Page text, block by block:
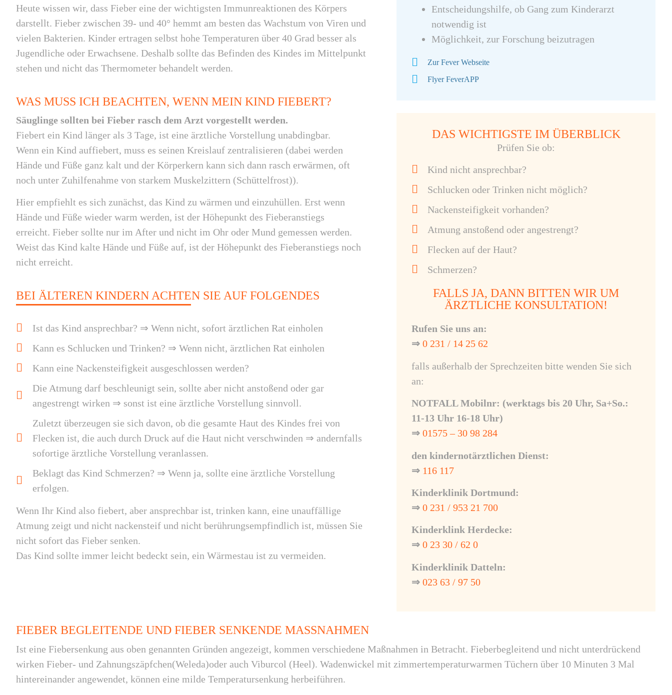
Heute wissen wir, dass Fieber eine der wichtigsten Immunreaktionen des Körpers
darstellt. Fieber zwischen 39- und 40° hemmt am besten das Wachstum von Viren und
vielen Bakterien. Kinder ertragen selbst hohe Temperaturen über 40 Grad besser als
Jugendliche oder Erwachsene. Deshalb sollte das Befinden des Kindes im Mittelpunkt
stehen und nicht das Thermometer behandelt werden.
WAS MUSS ICH BEACHTEN, WENN MEIN KIND FIEBERT?
Säuglinge sollten bei Fieber rasch dem Arzt vorgestellt werden.
Fiebert ein Kind länger als 3 Tage, ist eine ärztliche Vorstellung unabdingbar.
Wenn ein Kind auffiebert, muss es seinen Kreislauf zentralisieren (dabei werden
Hände und Füße ganz kalt und der Körperkern kann sich dann rasch erwärmen, oft
noch unter Zuhilfenahme von starkem Muskelzittern (Schüttelfrost)).
Hier empfiehlt es sich zunächst, das Kind zu wärmen und einzuhüllen. Erst wenn
Hände und Füße wieder warm werden, ist der Höhepunkt des Fieberanstiegs
erreicht. Fieber sollte nur im After und nicht im Ohr oder Mund gemessen werden.
Weist das Kind kalte Hände und Füße auf, ist der Höhepunkt des Fieberanstiegs noch
nicht erreicht.
BEI ÄLTEREN KINDERN ACHTEN SIE AUF FOLGENDES
Ist das Kind ansprechbar? ⇒ Wenn nicht, sofort ärztlichen Rat einholen
Kann es Schlucken und Trinken? ⇒ Wenn nicht, ärztlichen Rat einholen
Kann eine Nackensteifigkeit ausgeschlossen werden?
Die Atmung darf beschleunigt sein, sollte aber nicht anstoßend oder gar
angestrengt wirken ⇒ sonst ist eine ärztliche Vorstellung sinnvoll.
Zuletzt überzeugen sie sich davon, ob die gesamte Haut des Kindes frei von
Flecken ist, die auch durch Druck auf die Haut nicht verschwinden ⇒ andernfalls
sofortige ärztliche Vorstellung veranlassen.
Beklagt das Kind Schmerzen? ⇒ Wenn ja, sollte eine ärztliche Vorstellung
erfolgen.
Wenn Ihr Kind also fiebert, aber ansprechbar ist, trinken kann, eine unauffällige
Atmung zeigt und nicht nackensteif und nicht berührungsempfindlich ist, müssen Sie
nicht sofort das Fieber senken.
Das Kind sollte immer leicht bedeckt sein, ein Wärmestau ist zu vermeiden.
Entscheidungshilfe, ob Gang zum Kinderarzt
notwendig ist
Möglichkeit, zur Forschung beizutragen
Zur Fever Webseite
Flyer FeverAPP
DAS WICHTIGSTE IM ÜBERBLICK
Prüfen Sie ob:
Kind nicht ansprechbar?
Schlucken oder Trinken nicht möglich?
Nackensteifigkeit vorhanden?
Atmung anstoßend oder angestrengt?
Flecken auf der Haut?
Schmerzen?
FALLS JA, DANN BITTEN WIR UM
ÄRZTLICHE KONSULTATION!
Rufen Sie uns an:
⇒ 0 231 / 14 25 62
falls außerhalb der Sprechzeiten bitte wenden Sie sich
an:
NOTFALL Mobilnr: (werktags bis 20 Uhr, Sa+So.:
11-13 Uhr 16-18 Uhr)
⇒ 01575 – 30 98 284
den kindernotärztlichen Dienst:
⇒ 116 117
Kinderklinik Dortmund:
⇒ 0 231 / 953 21 700
Kinderklink Herdecke:
⇒ 0 23 30 / 62 0
Kinderklinik Datteln:
⇒ 023 63 / 97 50
FIEBER BEGLEITENDE UND FIEBER SENKENDE MASSNAHMEN
Ist eine Fiebersenkung aus oben genannten Gründen angezeigt, kommen verschiedene Maßnahmen in Betracht. Fieberbegleitend und nicht unterdrückend
wirken Fieber- und Zahnungszäpfchen(Weleda)oder auch Viburcol (Heel). Wadenwickel mit zimmertemperaturwarmen Tüchern über 10 Minuten 3 Mal
hintereinander angewendet, können eine milde Temperatursenkung herbeiführen.